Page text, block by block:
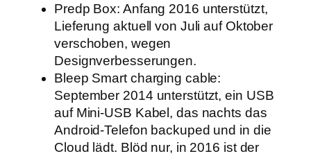
Predp Box: Anfang 2016 unterstützt,
Lieferung aktuell von Juli auf Oktober
verschoben, wegen
Designverbesserungen.
Bleep Smart charging cable:
September 2014 unterstützt, ein USB
auf Mini-USB Kabel, das nachts das
Android-Telefon backuped und in die
Cloud lädt. Blöd nur, in 2016 ist der